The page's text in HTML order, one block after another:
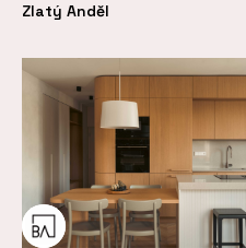
Zlatý Anděl